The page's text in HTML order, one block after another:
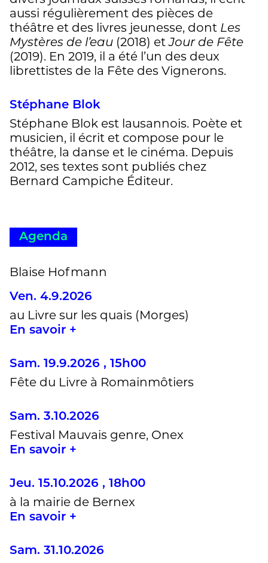
aussi régulièrement des pièces de
théâtre et des livres jeunesse, dont Les
Mystères de l’eau (2018) etJour de Fête
(2019). En 2019, il a été l’un des deux
librettistes de la Fête des Vignerons.
Stéphane Blok
Stéphane Blok est lausannois. Poète et
musicien, il écrit et compose pour le
théâtre, la danse et le cinéma. Depuis
2012, ses textes sont publiés chez
Bernard Campiche Éditeur.
Agenda
Blaise Hofmann
Ven. 4.9.2026
au Livre sur les quais (Morges)
En savoir +
Sam. 19.9.2026 , 15h00
Fête du Livre à Romainmôtiers
Sam. 3.10.2026
Festival Mauvais genre, Onex
En savoir +
Jeu. 15.10.2026 , 18h00
à la mairie de Bernex
En savoir +
Sam. 31.10.2026